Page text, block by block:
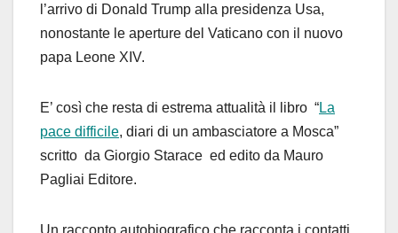
l’arrivo di Donald Trump alla presidenza Usa,
nonostante le aperture del Vaticano con il nuovo
papa Leone XIV.
E’ così che resta di estrema attualità il libro “La
pace difficile, diari di un ambasciatore a Mosca”
scritto da Giorgio Starace ed edito da Mauro
Pagliai Editore.
Un racconto autobiografico che racconta i contatti